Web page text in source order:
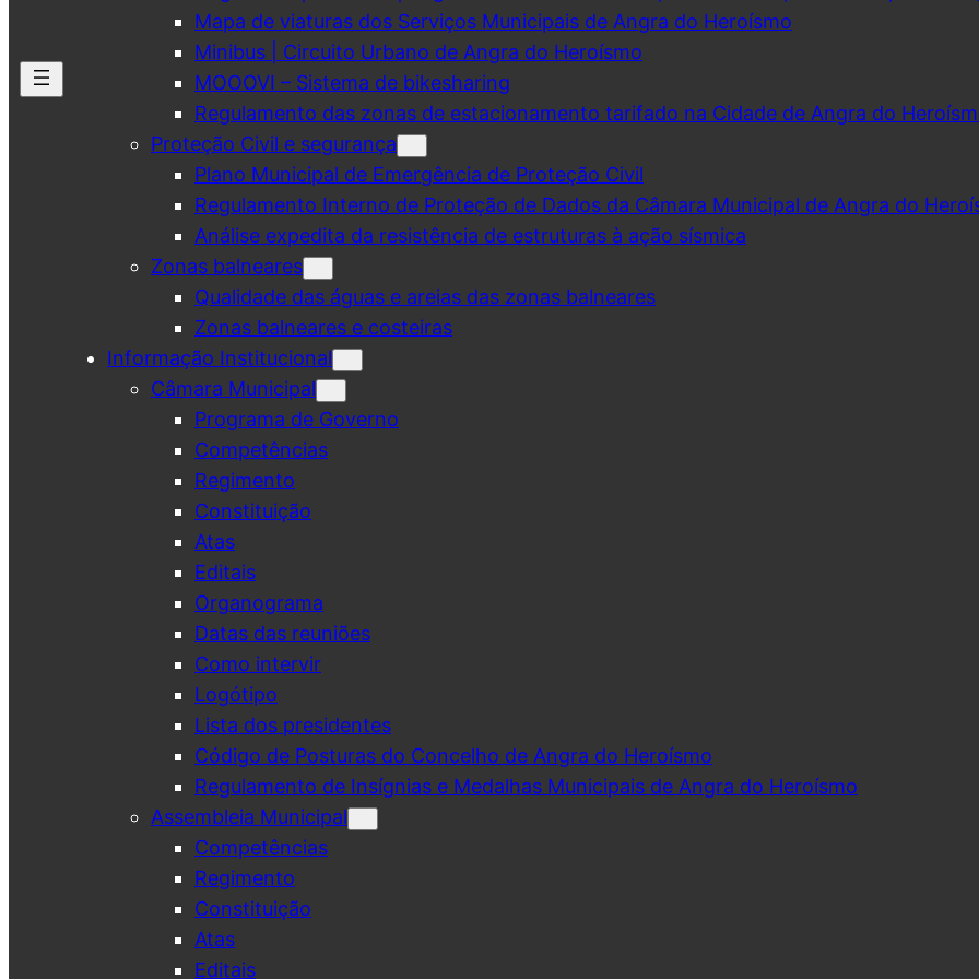
Mapa de viaturas dos Serviços Municipais de Angra do Heroísmo
Minibus | Circuito Urbano de Angra do Heroísmo
MOOOVI – Sistema de bikesharing
Regulamento das zonas de estacionamento tarifado na Cidade de Angra do
Proteção Civil e segurança
Plano Municipal de Emergência de Proteção Civil
Regulamento Interno de Proteção de Dados da Câmara Municipal de Angra do
Análise expedita da resistência de estruturas à ação sísmica
Zonas balneares
Qualidade das águas e areias das zonas balneares
Zonas balneares e costeiras
Informação Institucional
Câmara Municipal
Programa de Governo
Competências
Regimento
Constituição
Atas
Editais
Organograma
Datas das reuniões
Como intervir
Logótipo
Lista dos presidentes
Código de Posturas do Concelho de Angra do Heroísmo
Regulamento de Insígnias e Medalhas Municipais de Angra do Heroísmo
Assembleia Municipal
Competências
Regimento
Constituição
Atas
Editais